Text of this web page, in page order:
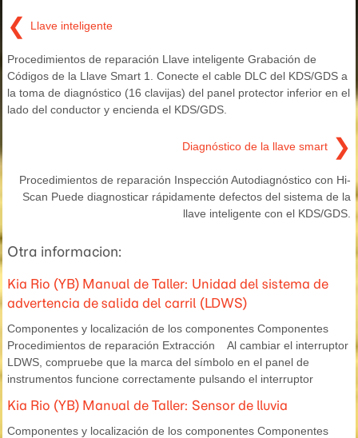
❮ Llave inteligente
Procedimientos de reparación Llave inteligente Grabación de
Códigos de la Llave Smart 1. Conecte el cable DLC del KDS/GDS a
la toma de diagnóstico (16 clavijas) del panel protector inferior en el
lado del conductor y encienda el KDS/GDS.
Diagnóstico de la llave smart ❯
Procedimientos de reparación Inspección Autodiagnóstico con Hi-
Scan Puede diagnosticar rápidamente defectos del sistema de la
llave inteligente con el KDS/GDS.
Otra informacion:
Kia Rio (YB) Manual de Taller: Unidad del sistema de
advertencia de salida del carril (LDWS)
Componentes y localización de los componentes Componentes
Procedimientos de reparación Extracción Al cambiar el interruptor
LDWS, compruebe que la marca del símbolo en el panel de
instrumentos funcione correctamente pulsando el interruptor
Kia Rio (YB) Manual de Taller: Sensor de lluvia
Componentes y localización de los componentes Componentes